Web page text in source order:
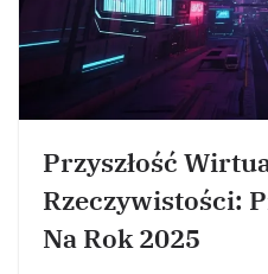
Przyszłość
Rzeczywistości:
Na Rok 2025